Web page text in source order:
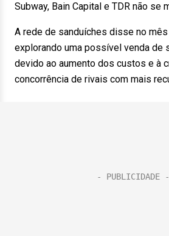
Subway, Bain Capital e TDR não se
A rede de sanduíches disse no
explorando uma possível venda de
devido ao aumento dos custos e à
concorrência de rivais com mais